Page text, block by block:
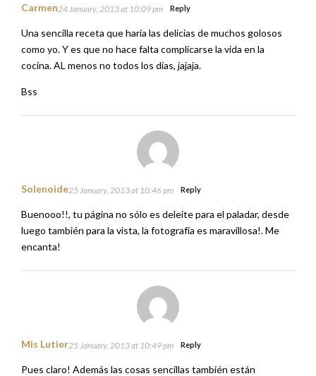
Carmen24 January, 2013 at 10:09 pm Reply
Una sencilla receta que haría las delicias de muchos golosos
como yo. Y es que no hace falta complicarse la vida en la
cocina. AL menos no todos los días, jajaja.
Bss
Solenoide25 January, 2013 at 10:46 pm Reply
Buenooo!!, tu página no sólo es deleite para el paladar, desde
luego también para la vista, la fotografía es maravillosa!. Me
encanta!
Mis Lutier25 January, 2013 at 10:49 pm Reply
Pues claro! Además las cosas sencillas también están